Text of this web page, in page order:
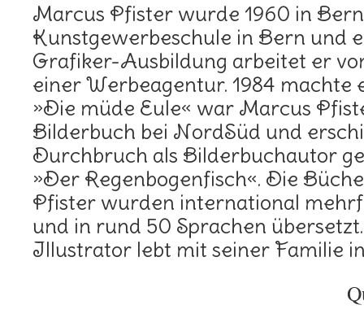
Marcus Pfister wurde 1960 in
Kunstgewerbeschule in Bern und
Grafiker-Ausbildung arbeitet er von
einer Werbeagentur. 1984 machte
»Die müde Eule« war Marcus
Bilderbuch bei NordSüd und
Durchbruch als Bilderbuchautor
»Der Regenbogenfisch«. Die
Pfister wurden international
und in rund 50 Sprachen
Illustrator lebt mit seiner Familie